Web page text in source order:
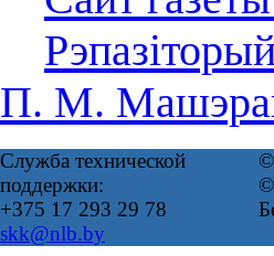
П. М.
Служба технической
поддержки:
+375 17 293 29 78
skk@nlb.by
©
©